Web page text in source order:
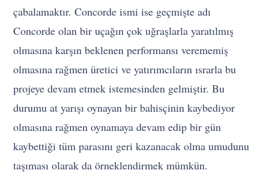
çabalamaktır. Concorde ismi ise geçmişte adı
Concorde olan bir uçağın çok uğraşlarla yaratılmış
olmasına karşın beklenen performansı verememiş
olmasına rağmen üretici ve yatırımcıların ısrarla bu
projeye devam etmek istemesinden gelmiştir. Bu
durumu at yarışı oynayan bir bahisçinin kaybediyor
olmasına rağmen oynamaya devam edip bir gün
kaybettiği tüm parasını geri kazanacak olma umudunu
taşıması olarak da örneklendirmek mümkün.